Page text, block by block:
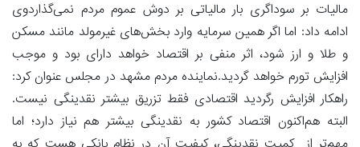
مالیات بر سوداگری بار مالیاتی بر دوش عموم مردم نمی‌گذاردوی
ادامه داد: اما اگر همین سرمایه وارد بخش‌های غیرمولد مانند مسکن
و طلا و ارز شود، اثر منفی بر اقتصاد خواهد دارای بود و موجب
افزایش تورم خواهد گردید.نماینده مردم مشهد در مجلس عنوان کرد:
راهکار افزایش رگردید اقتصادی فقط تزریق بیشتر نقدینگی نیست.
البته هم‌اکنون اقتصاد کشور به نقدینگی بیشتر هم نیاز دارد؛ اما